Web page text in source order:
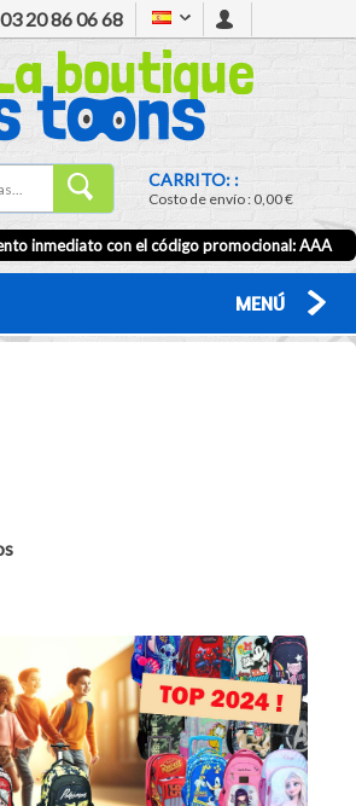
03 20 86 06 68
CARRITO: :
Costo de envío :0,00 €
inmediato con el código promocional:AAA
MENÚ